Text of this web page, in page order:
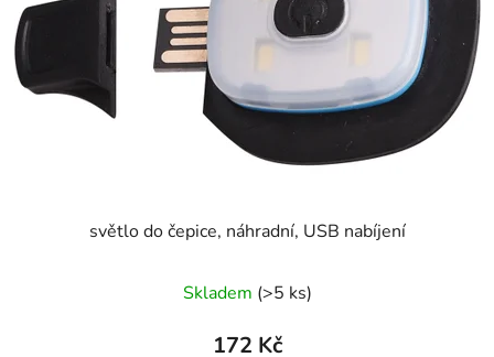
světlo do čepice, náhradní, USB nabíjení
Skladem (>5 ks)
172 Kč